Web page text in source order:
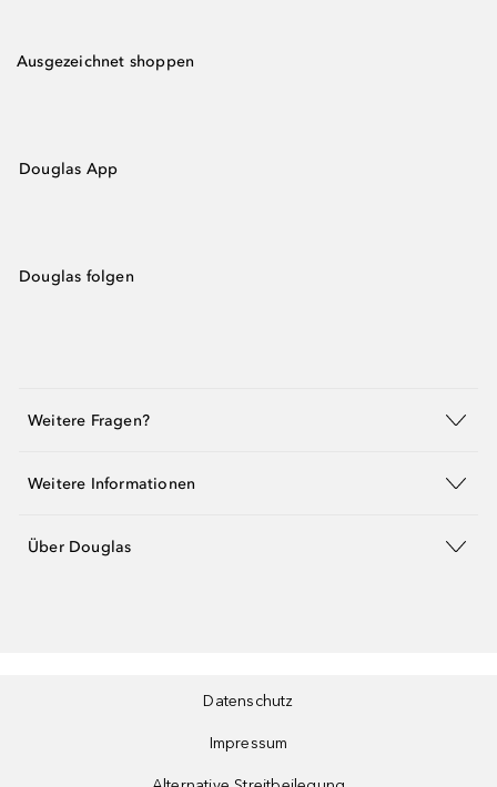
Ausgezeichnet shoppen
Douglas App
Douglas folgen
Weitere Fragen?
Weitere Informationen
Über Douglas
Datenschutz
Impressum